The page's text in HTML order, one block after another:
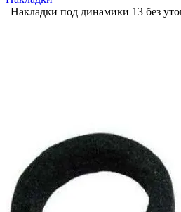
Накладки под динамики 13 без